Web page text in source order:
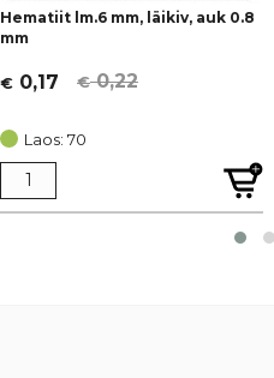
Hematiit lm.6 mm, läikiv, auk 0.8
mm
€0,22
Algne
oli:
€ 0,22.
€ 0,17
Current
is:
€ 0,17.
Laos: 70